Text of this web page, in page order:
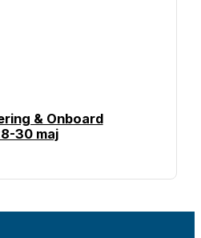
& Onboard
30 maj